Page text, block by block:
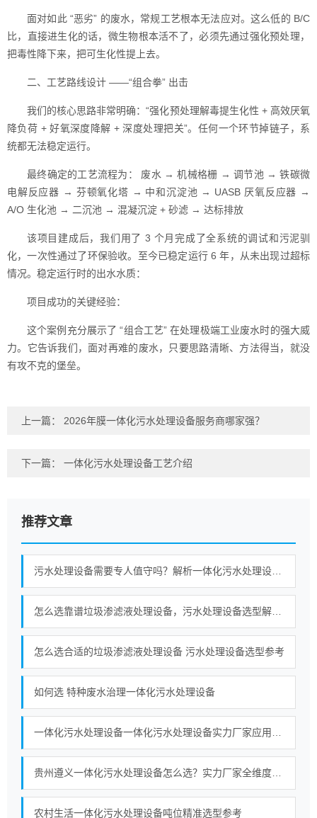
面对如此 “恶劣” 的废水，常规工艺根本无法应对。这么低的 B/C
比，直接进生化的话，微生物根本活不了，必须先通过强化预处理，
把毒性降下来，把可生化性提上去。
二、工艺路线设计 ——“组合拳” 出击
我们的核心思路非常明确：“强化预处理解毒提生化性 + 高效厌氧
降负荷 + 好氧深度降解 + 深度处理把关”。任何一个环节掉链子，系
统都无法稳定运行。
最终确定的工艺流程为： 废水 → 机械格栅 → 调节池 → 铁碳微
电解反应器 → 芬顿氧化塔 → 中和沉淀池 → UASB 厌氧反应器 →
A/O 生化池 → 二沉池 → 混凝沉淀 + 砂滤 → 达标排放
该项目建成后，我们用了 3 个月完成了全系统的调试和污泥驯
化，一次性通过了环保验收。至今已稳定运行 6 年，从未出现过超标
情况。稳定运行时的出水水质：
项目成功的关键经验：
这个案例充分展示了 “组合工艺” 在处理极端工业废水时的强大威
力。它告诉我们，面对再难的废水，只要思路清晰、方法得当，就没
有攻不克的堡垒。
上一篇： 2026年膜一体化污水处理设备服务商哪家强？
下一篇： 一体化污水处理设备工艺介绍
推荐文章
怎么选合适的垃圾渗滤液处理设备 污水处理设备选型参考
如何选 特种废水治理一体化污水处理设备
农村生活一体化污水处理设备吨位精准选型参考